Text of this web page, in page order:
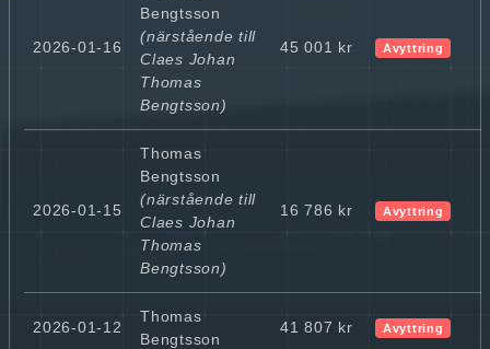
2026-01-16
Bengtsson
(närstående till
Claes Johan
Thomas
Bengtsson)
45 001 kr Avyttring
2026-01-15
Thomas
Bengtsson
(närstående till
Claes Johan
Thomas
Bengtsson)
16 786 kr Avyttring
2026-01-12
Thomas
Bengtsson
41 807 kr Avyttring